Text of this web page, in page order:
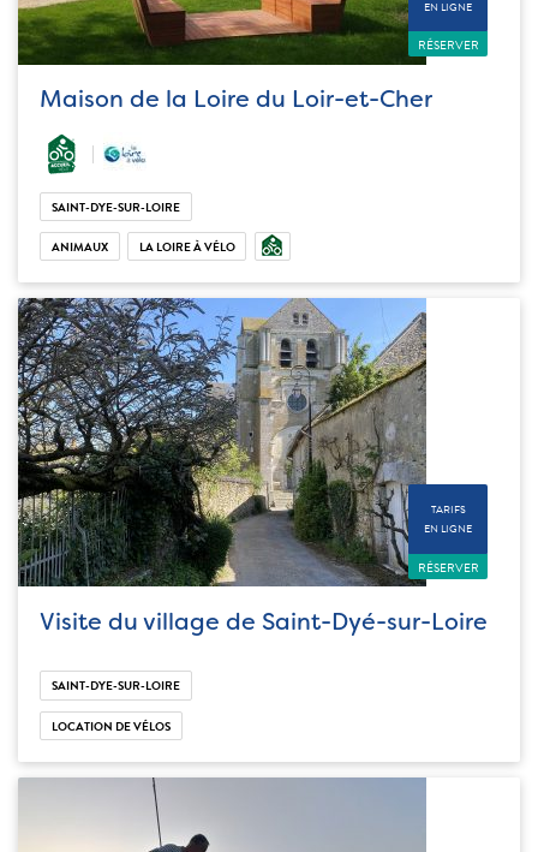
EN LIGNE
RÉSERVER
Maison de la Loire du Loir-et-Cher
SAINT-DYE-SUR-LOIRE
ANIMAUX LA LOIRE À VÉLO
TARIFS
EN LIGNE
RÉSERVER
Visite du village de Saint-Dyé-sur-Loire
SAINT-DYE-SUR-LOIRE
LOCATION DE VÉLOS